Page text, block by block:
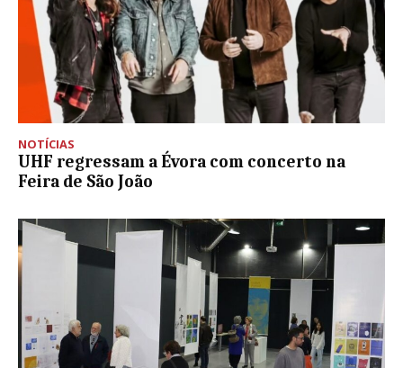
NOTÍCIAS
UHF regressam a Évora com concerto na
Feira de São João